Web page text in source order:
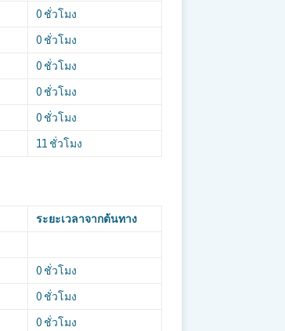
0 ชั่วโมง
0 ชั่วโมง
0 ชั่วโมง
0 ชั่วโมง
0 ชั่วโมง
11 ชั่วโมง
ระยะเวลาจากต้นทาง
0 ชั่วโมง
0 ชั่วโมง
0 ชั่วโมง